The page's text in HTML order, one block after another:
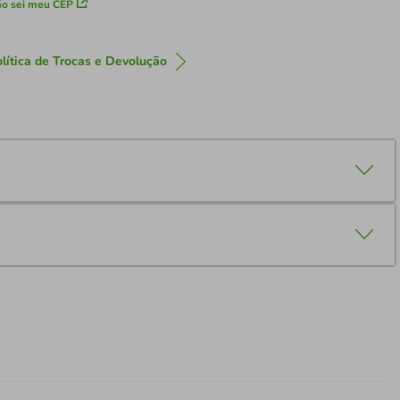
sei meu CEP
de Trocas e Devolução